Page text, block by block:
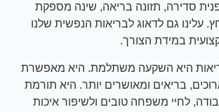
סדירה, תזונה בריאה, שינה מספקת
עלינו גם לדאוג לבריאות הנפשית שלנו
במידת הצורך.
היא השקעה משתלמת. היא מאפשרת
בריאים ומאושרים יותר. היא תורמת
לחיי משפחה טובים ולשיפור איכות